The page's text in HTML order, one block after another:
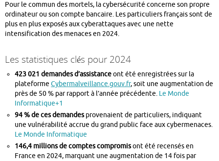
Pour le commun des mortels, la cybersécurité concerne son propre
ordinateur ou son compte bancaire. Les particuliers français sont de
plus en plus exposés aux cyberattaques avec une nette
intensification des menaces en 2024.
Les statistiques clés pour 2024
423 021 demandes d’assistanceont été enregistrées sur la
plateformeCybermalveillance.gouv.fr, soit une augmentation de
près de 50 % par rapport à l’année précédente. Le Monde
Informatique+1
94 % de ces demandesprovenaient de particuliers, indiquant
une vulnérabilité accrue du grand public face aux cybermenaces.
Le Monde Informatique
146,4 millions de comptes compromisont été recensés en
France en 2024, marquant une augmentation de 14 fois par